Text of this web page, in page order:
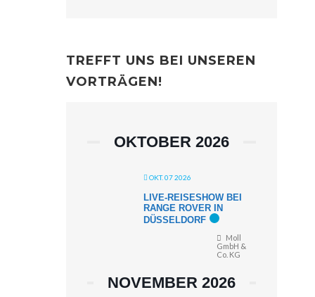
TREFFT UNS BEI UNSEREN
VORTRÄGEN!
OKTOBER 2026
OKT. 07 2026
LIVE-REISESHOW BEI
RANGE ROVER IN
DÜSSELDORF
Moll
GmbH &
Co. KG
NOVEMBER 2026